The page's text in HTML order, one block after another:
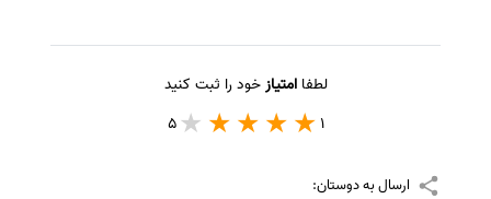
لطفاامتیازخود را ثبت کنید
1
5
ارسال به دوستان: